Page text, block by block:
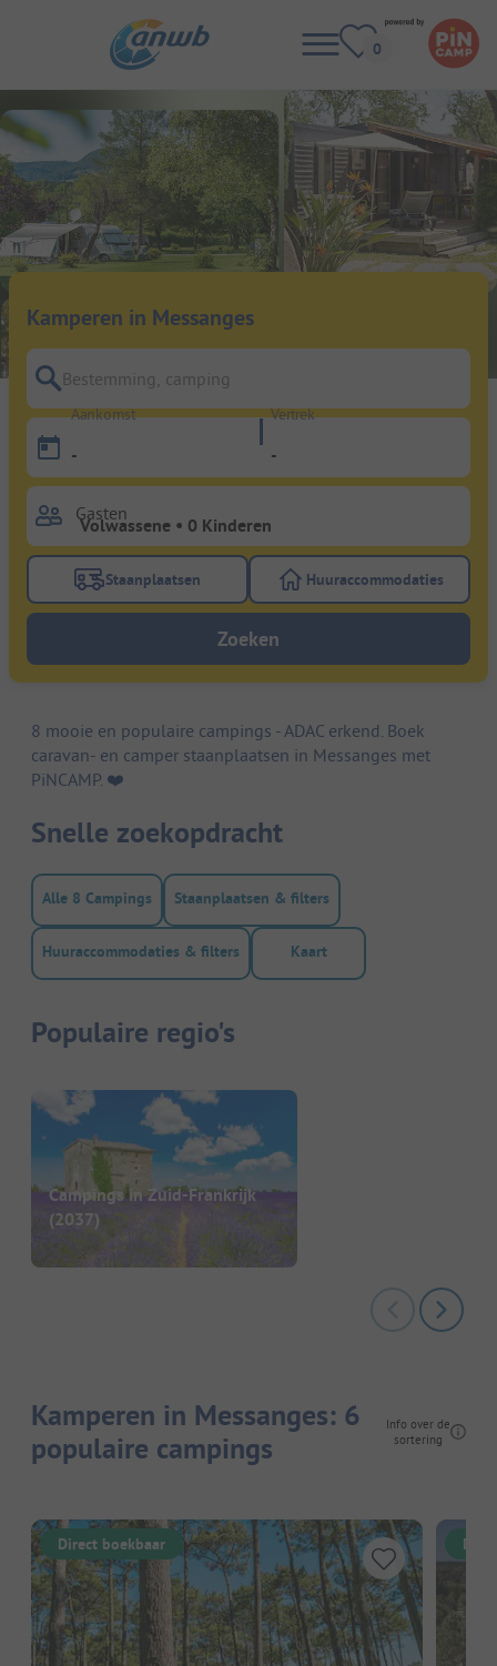
Kamperen in Messanges
Bestemming, camping
Aankomst
-
Vertrek
-
Gasten
Gebruik de filterknop staanplaatsen om te zoeken
Staanplaatsen Gebruik de
Huuraccommodaties
Zoeken
8 mooie en populaire campings - ADAC erkend. Boek
caravan- en camper staanplaatsen in Messanges met
PiNCAMP. ❤️️
Snelle zoekopdracht
Alle 8 Campings Staanplaatsen & filters
Huuraccommodaties & filters Kaart
Populaire regio's
Campings in Zuid-Frankrijk
(2037)
Kamperen in Messanges: 6
populaire campings
Info over de
sortering
Direct boekbaar